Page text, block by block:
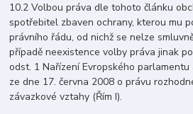
10.2 Volbou práva dle tohoto článku
spotřebitel zbaven ochrany, kterou mu
právního řádu, od nichž se nelze
případě neexistence volby práva jinak
odst. 1 Nařízení Evropského parlamentu
ze dne 17. června 2008 o právu
závazkové vztahy (Řím I).